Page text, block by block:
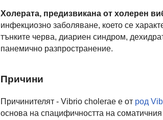
Холерата, предизвикана от холерен
инфекциозно заболяване, което се
тънките черва, диариен синдром,
панемично разпространение.
Причини
Причинителят - Vibrio cholerae е от род
основа на спацифичността на